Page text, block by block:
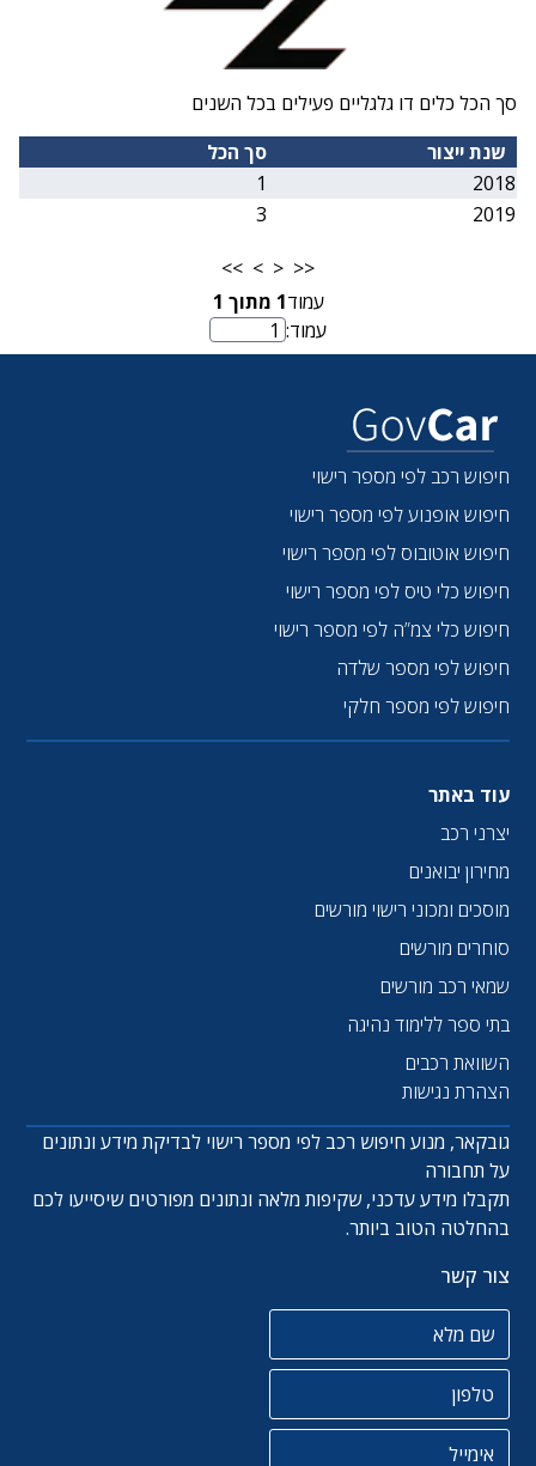
סך הכל כלים דו גלגליים פעילים בכל השנים
שנת ייצור
סך הכל
2018
1
2019
3
<<
<
>
>>
עמוד1 מתוך 1
מספר עמוד
עמוד:
חיפוש רכב לפי מספר רישוי
חיפוש אופנוע לפי מספר רישוי
חיפוש אוטובוס לפי מספר רישוי
חיפוש כלי טיס לפי מספר רישוי
חיפוש כלי צמ”ה לפי מספר רישוי
חיפוש לפי מספר שלדה
חיפוש לפי מספר חלקי
עוד באתר
יצרני רכב
מחירון יבואנים
מוסכים ומכוני רישוי מורשים
סוחרים מורשים
שמאי רכב מורשים
בתי ספר ללימוד נהיגה
השוואת רכבים
הצהרת נגישות
גובקאר, מנוע חיפוש רכב לפי מספר רישוי לבדיקת מידע ונתונים
על תחבורה
תקבלו מידע עדכני, שקיפות מלאה ונתונים מפורטים שיסייעו לכם
בהחלטה הטוב ביותר.
צור קשר
טלפון